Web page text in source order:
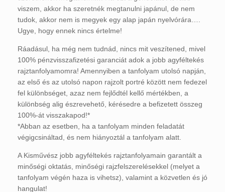
viszem, akkor ha szeretnék megtanulni japánul, de nem
tudok, akkor nem is megyek egy alap japán nyelvórára….
Ugye, hogy ennek nincs értelme!
Ráadásul, ha még nem tudnád, nincs mit veszítened, mivel
100% pénzvisszafizetési garanciát adok a jobb agyféltekés
rajztanfolyamomra! Amennyiben a tanfolyam utolsó napján,
az első és az utolsó napon rajzolt portré között nem fedezel
fel különbséget, azaz nem fejlődtél kellő mértékben, a
különbség alig észrevehető, kérésedre a befizetett összeg
100%-át visszakapod!*
*Abban az esetben, ha a tanfolyam minden feladatát
végigcsináltad, és nem hiányoztál a tanfolyam alatt.
A Kisművész jobb agyféltekés rajztanfolyamain garantált a
minőségi oktatás, minőségi rajzfelszerelésekkel (melyet a
tanfolyam végén haza is vihetsz), valamint a közvetlen és jó
hangulat!